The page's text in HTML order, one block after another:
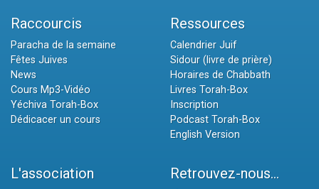
Raccourcis
Paracha de la semaine
Fêtes Juives
News
Cours Mp3-Vidéo
Yéchiva Torah-Box
Dédicacer un cours
Ressources
Calendrier Juif
Sidour (livre de prière)
Horaires de Chabbath
Livres Torah-Box
Inscription
Podcast Torah-Box
English Version
L'association Retrouvez-nous...